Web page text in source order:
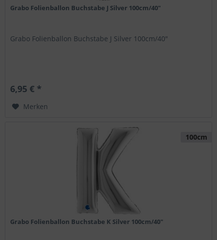
Grabo Folienballon Buchstabe J Silver 100cm/40"
Grabo Folienballon Buchstabe J Silver 100cm/40"
6,95 € *
Merken
100cm
Grabo Folienballon Buchstabe K Silver 100cm/40"